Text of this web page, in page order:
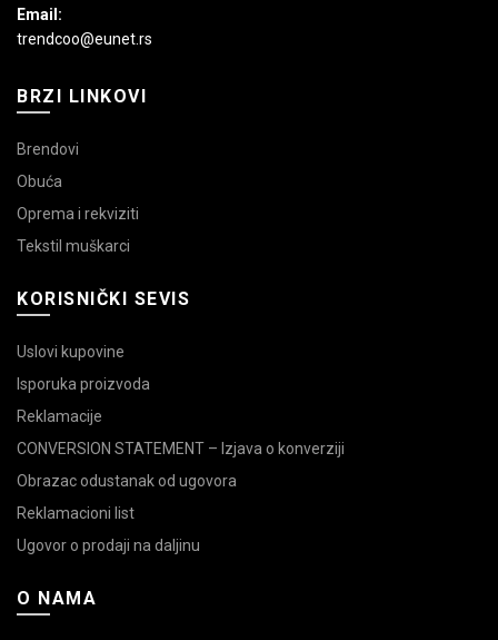
Email:
trendcoo@eunet.rs
BRZI LINKOVI
Brendovi
Obuća
Oprema i rekviziti
Tekstil muškarci
KORISNIČKI SEVIS
Uslovi kupovine
Isporuka proizvoda
Reklamacije
CONVERSION STATEMENT – Izjava o konverziji
Obrazac odustanak od ugovora
Reklamacioni list
Ugovor o prodaji na daljinu
O NAMA